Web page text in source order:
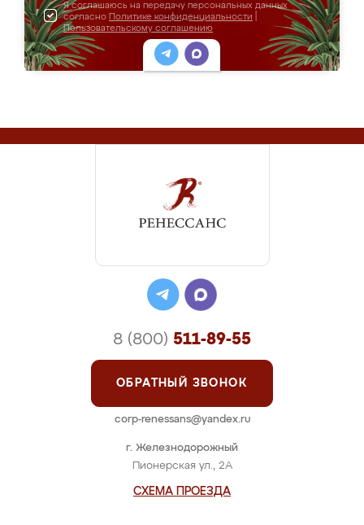
Я соглашаюсь на передачу персональных данных
согласно Политике конфиденциальности
Пользовательскому соглашению
г. Железнодорожный
Пионерская ул., 2А
СХЕМА ПРОЕЗДА
8 (800) 511-89-55
ОБРАТНЫЙ ЗВОНОК
corp-renessans@yandex.ru